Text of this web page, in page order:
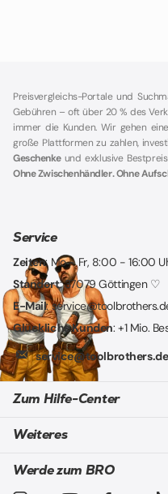
Preisvergleichs-Portale und
Gebühren – oft über 20 % des
immer die Kunden. Wir gehen
große Plattformen zu zahlen,
Geschenkeund exklusive
Ohne Zwischenhändler. Ohne
Service
Zeiten: Mo - Fr, 8:00 - 16:00
Standort: 37079 Göttingen ♡
E-Mail:
Glückliche Kunden: +1 Mio.
service@toolbrothers.de
Zum Hilfe-Center
Weiteres
Werde zum BRO